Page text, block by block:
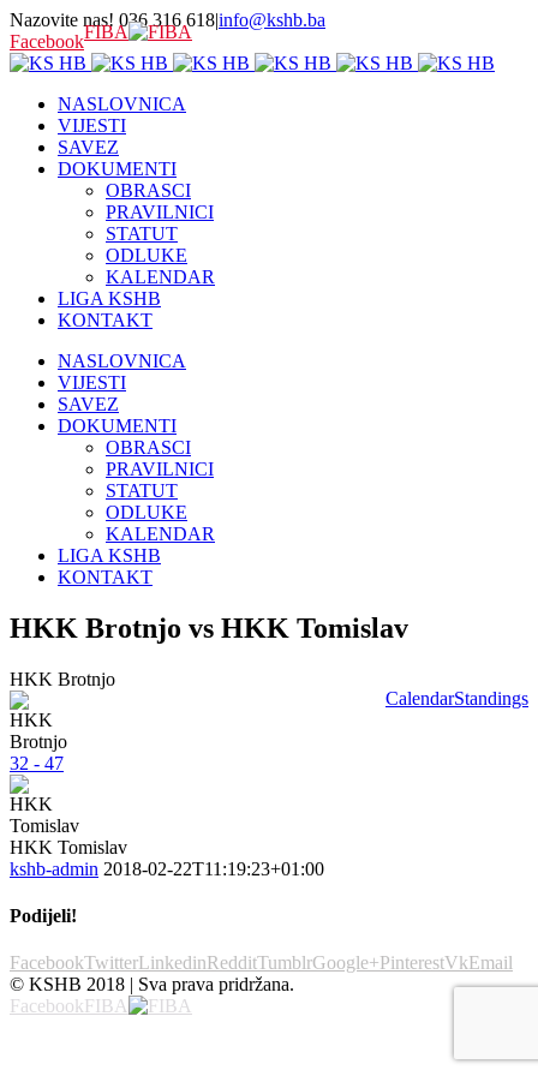
Nazovite nas! 036 316 618|info@kshb.ba
FacebookFIBA
NASLOVNICA
VIJESTI
SAVEZ
DOKUMENTI
OBRASCI
PRAVILNICI
STATUT
ODLUKE
KALENDAR
LIGA KSHB
KONTAKT
NASLOVNICA
VIJESTI
SAVEZ
DOKUMENTI
OBRASCI
PRAVILNICI
STATUT
ODLUKE
KALENDAR
LIGA KSHB
KONTAKT
HKK Brotnjo vs HKK Tomislav
CalendarStandings
HKK Brotnjo
32 - 47
HKK Tomislav
kshb-admin 2018-02-22T11:19:23+01:00
Podijeli!
FacebookTwitterLinkedinRedditTumblrGoogle+PinterestVkEmail
© KSHB 2018 | Sva prava pridržana.
FacebookFIBA